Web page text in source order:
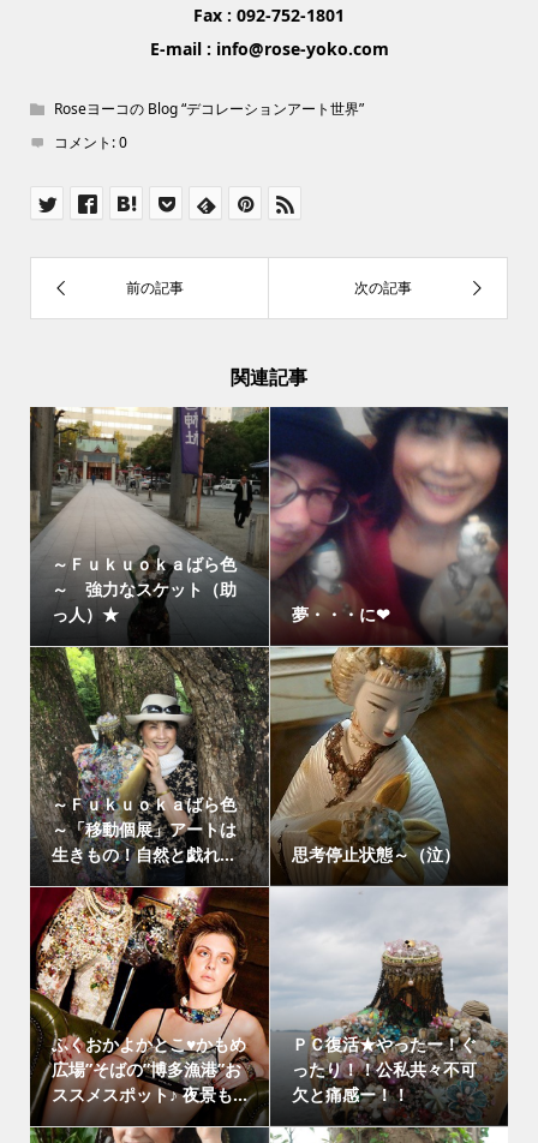
Fax : 092-752-1801
E-mail : info@rose-yoko.com
Roseヨーコの Blog “デコレーションアート世界”
コメント:0
関連記事
～Ｆｕｋｕｏｋａばら色
～ 強力なスケット（助
っ人）★
夢・・・に❤
～Ｆｕｋｕｏｋａばら色
～「移動個展」アートは
生きもの！自然と戯れ...
思考停止状態～（泣）
ふくおかよかとこ♥かもめ
広場”そばの”博多漁港”お
ススメスポット♪ 夜景も...
ＰＣ復活★やったー！ぐ
ったり！！公私共々不可
欠と痛感ー！！